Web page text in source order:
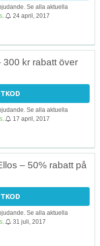
Se alla aktuella
24 april, 2017
300 kr rabatt över
Se alla aktuella
17 april, 2017
– 50% rabatt på
Se alla aktuella
31 juli, 2017